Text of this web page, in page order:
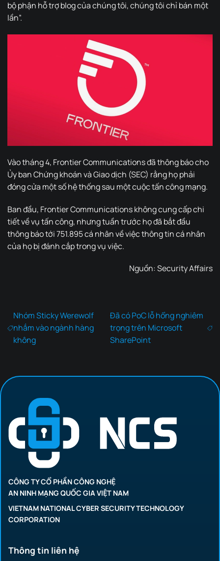
bộ phận hỗ trợ blog của chúng tôi, chúng tôi chỉ bán một
lần”.
Vào tháng 4, Frontier Communications đã thông báo cho
Ủy ban Chứng khoán và Giao dịch (SEC) rằng họ phải
đóng cửa một số hệ thống sau một cuộc tấn công mạng.
Ban đầu, Frontier Communications không cung cấp chi
tiết về vụ tấn công, nhưng tuần trước họ đã bắt đầu
thông báo tới 751.895 cá nhân về việc thông tin cá nhân
của họ bị đánh cắp trong vụ việc.
Nguồn:Security Affairs
Nhóm Sticky Werewolf
nhắm vào ngành hàng
không
Đã có PoC lỗ hổng nghiêm
trọng trên Microsoft
SharePoint
CÔNG TY CỔ PHẦN CÔNG NGHỆ
AN NINH MẠNG QUỐC GIA VIỆT NAM
VIETNAM NATIONAL CYBER SECURITY TECHNOLOGY
CORPORATION
Thông tin liên hệ